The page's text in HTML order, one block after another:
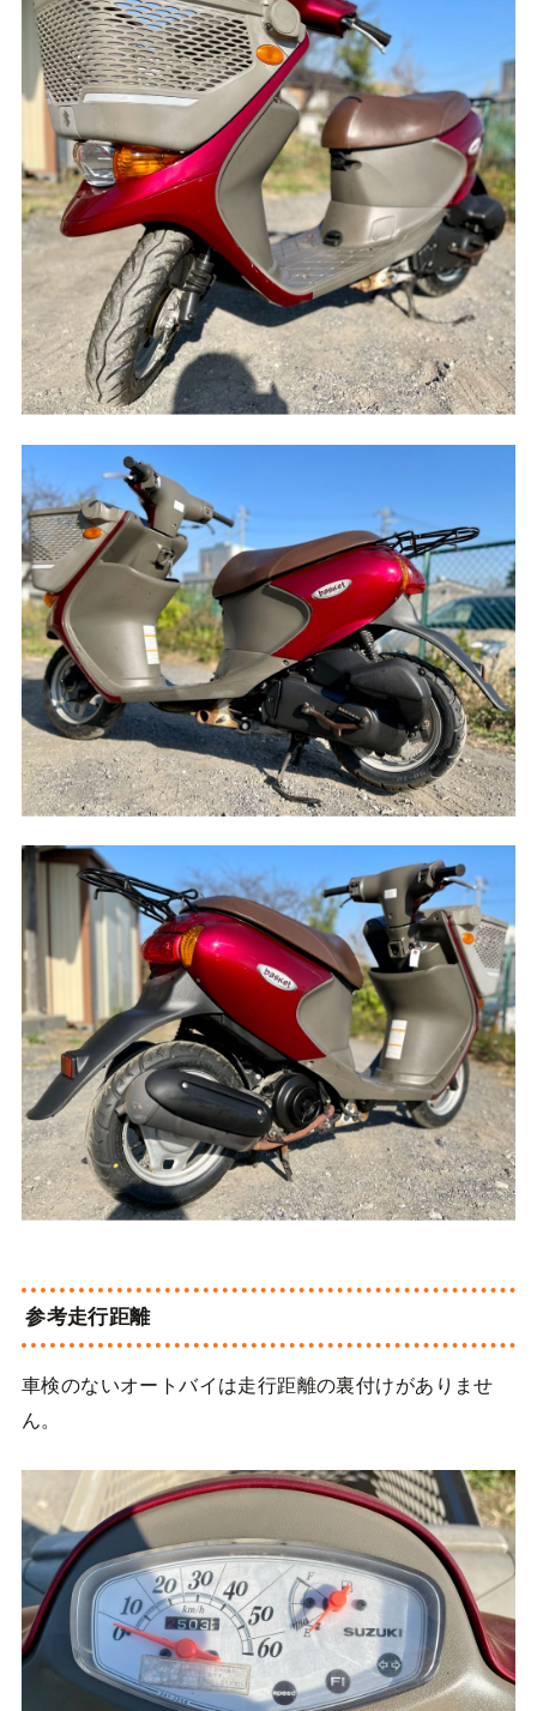
参考走行距離
車検のないオートバイは走行距離の裏付けがありませ
ん。